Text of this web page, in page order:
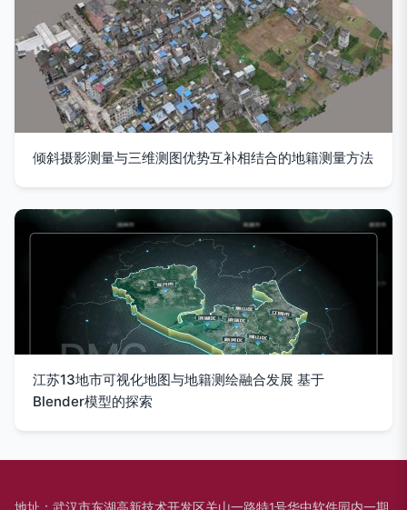
倾斜摄影测量与三维测图优势互补相结合的地籍测量方法
江苏13地市可视化地图与地籍测绘融合发展 基于
Blender模型的探索